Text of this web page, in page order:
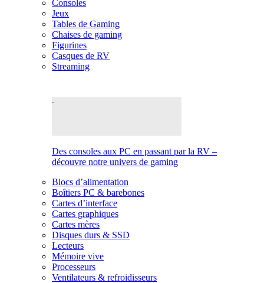
Consoles
Jeux
Tables de Gaming
Chaises de gaming
Figurines
Casques de RV
Streaming
Des consoles aux PC en passant par la RV –
découvre notre univers de gaming
Blocs d’alimentation
Boîtiers PC & barebones
Cartes d’interface
Cartes graphiques
Cartes mères
Disques durs & SSD
Lecteurs
Mémoire vive
Processeurs
Ventilateurs & refroidisseurs